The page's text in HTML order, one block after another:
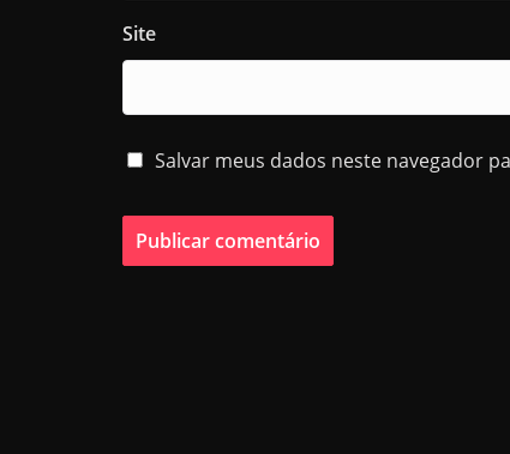
Site
Salvar meus dados neste navegador